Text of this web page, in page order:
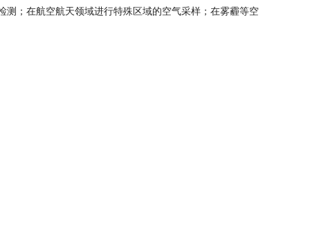
；在航空航天领域进行特殊区域的空气采样；在雾霾等空